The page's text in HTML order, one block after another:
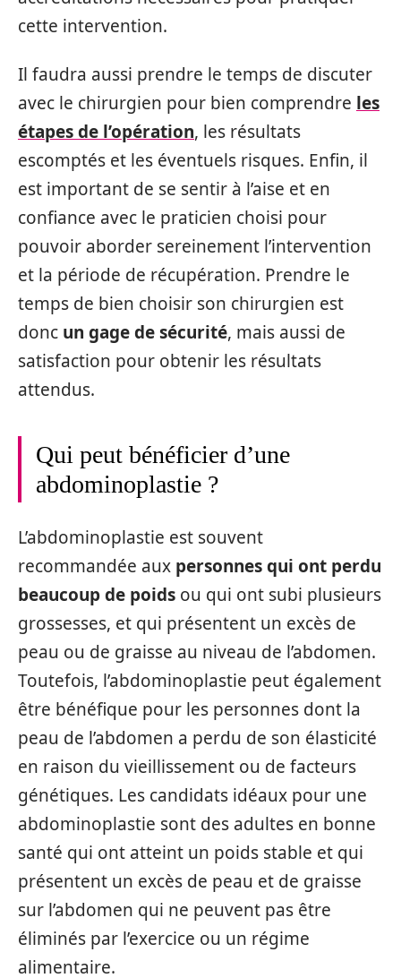
cette intervention.
Il faudra aussi prendre le temps de discuter
avec le chirurgien pour bien comprendre les
étapes de l’opération, les résultats
escomptés et les éventuels risques. Enfin, il
est important de se sentir à l’aise et en
confiance avec le praticien choisi pour
pouvoir aborder sereinement l’intervention
et la période de récupération. Prendre le
temps de bien choisir son chirurgien est
donc un gage de sécurité, mais aussi de
satisfaction pour obtenir les résultats
attendus.
Qui peut bénéficier d’une
abdominoplastie ?
L’abdominoplastie est souvent
recommandée aux personnes qui ont perdu
beaucoup de poids ou qui ont subi plusieurs
grossesses, et qui présentent un excès de
peau ou de graisse au niveau de l’abdomen.
Toutefois, l’abdominoplastie peut également
être bénéfique pour les personnes dont la
peau de l’abdomen a perdu de son élasticité
en raison du vieillissement ou de facteurs
génétiques. Les candidats idéaux pour une
abdominoplastie sont des adultes en bonne
santé qui ont atteint un poids stable et qui
présentent un excès de peau et de graisse
sur l’abdomen qui ne peuvent pas être
éliminés par l’exercice ou un régime
alimentaire.